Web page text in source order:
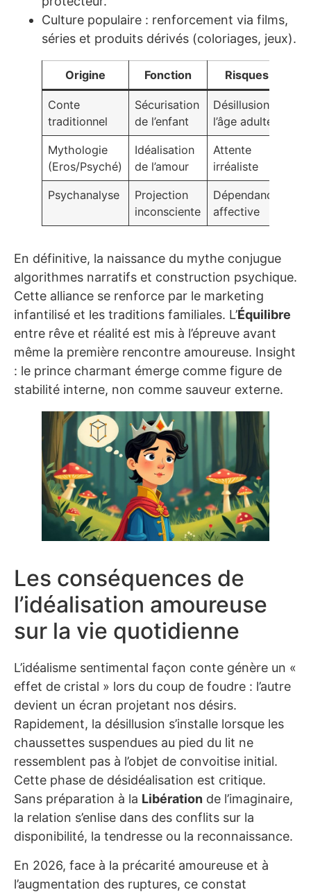
Culture populaire : renforcement via films,
séries et produits dérivés (coloriages, jeux).
Origine Fonction Risques
Conte
traditionnel
Sécurisation
de l’enfant
Désillusion à
l’âge adulte
Mythologie
(Eros/Psyché)
Idéalisation
de l’amour
Attente
irréaliste
Psychanalyse
Projection
inconsciente
Dépendance
affective
En définitive, la naissance du mythe conjugue
algorithmes narratifs et construction psychique.
Cette alliance se renforce par le marketing
infantilisé et les traditions familiales. L’Équilibre
entre rêve et réalité est mis à l’épreuve avant
même la première rencontre amoureuse. Insight
: le prince charmant émerge comme figure de
stabilité interne, non comme sauveur externe.
Les conséquences de
l’idéalisation amoureuse
sur la vie quotidienne
L’idéalisme sentimental façon conte génère un «
effet de cristal » lors du coup de foudre : l’autre
devient un écran projetant nos désirs.
Rapidement, la désillusion s’installe lorsque les
chaussettes suspendues au pied du lit ne
ressemblent pas à l’objet de convoitise initial.
Cette phase de désidéalisation est critique.
Sans préparation à la Libération de l’imaginaire,
la relation s’enlise dans des conflits sur la
disponibilité, la tendresse ou la reconnaissance.
En 2026, face à la précarité amoureuse et à
l’augmentation des ruptures, ce constat